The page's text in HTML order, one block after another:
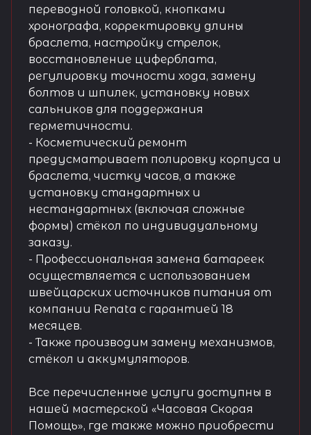
переводной головкой, кнопками
хронографа, корректировку длины
браслета, настройку стрелок,
восстановление циферблата,
регулировку точности хода, замену
болтов и шпилек, установку новых
сальников для поддержания
герметичности.
- Косметический ремонт
предусматривает полировку корпуса и
браслета, чистку часов, а также
установку стандартных и
нестандартных (включая сложные
формы) стёкол по индивидуальному
заказу.
- Профессиональная замена батареек
осуществляется с использованием
швейцарских источников питания от
компании Renata с гарантией 18
месяцев.
- Также производим замену механизмов,
стёкол и аккумуляторов.
Все перечисленные услуги доступны в
нашей мастерской «Часовая Скорая
Помощь», где также можно приобрести